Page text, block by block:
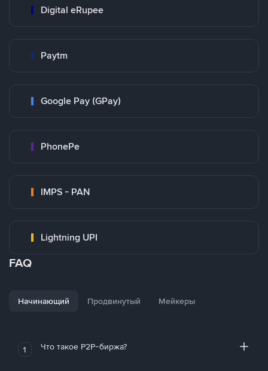
Digital eRupee
Paytm
Google Pay (GPay)
PhonePe
IMPS - PAN
Lightning UPI
FAQ
Начинающий Продвинутый Мейкеры
1 Что такое P2P-биржа?